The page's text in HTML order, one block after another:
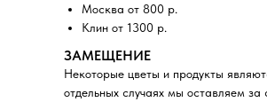
Москва от 800 р.
Клин от 1300 р.
ЗАМЕЩЕНИЕ
Некоторые цветы и продукты
отдельных случаях мы оставляем